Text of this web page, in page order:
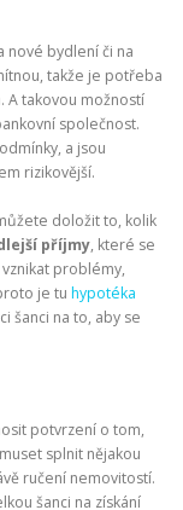
nové bydlení či na
takže je potřeba
A takovou možností
společnost.
a jsou
rizikovější.
doložit to, kolik
příjmy, které se
problémy,
je tu hypotéka
šanci na to, aby se
potvrzení o tom,
splnit nějakou
ručení nemovitostí.
šanci na získání